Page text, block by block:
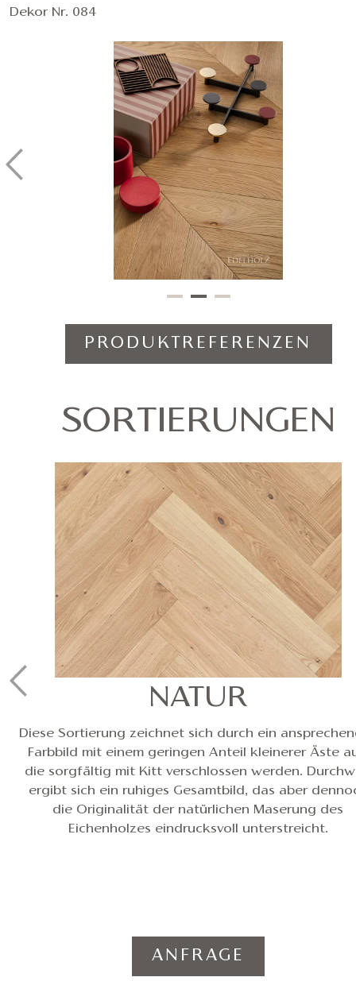
Dekor Nr. 084
PRODUKTREFERENZEN
SORTIERUNGEN
NATUR
Diese Sortierung zeichnet sich durch ein
Farbbild mit einem geringen Anteil kleinerer Äste
die sorgfältig mit Kitt verschlossen werden.
ergibt sich ein ruhiges Gesamtbild, das aber
die Originalität der natürlichen Maserung des
Eichenholzes eindrucksvoll unterstreicht.
ANFRAGE